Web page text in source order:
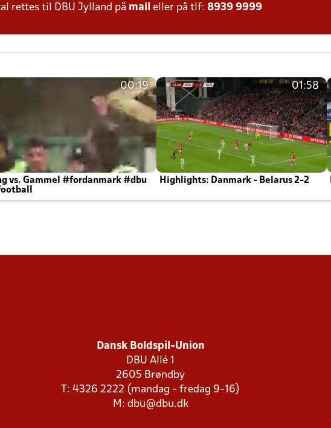
rettes til DBU Jylland på mail eller på tlf: 8939 9999
00:19
vs. Gammel #fordanmark #dbu
01:58
Highlights: Danmark - Belarus 2-2
Dansk Boldspil-Union
DBU Allé 1
2605 Brøndby
T: 4326 2222 (mandag - fredag 9-16)
M: dbu@dbu.dk